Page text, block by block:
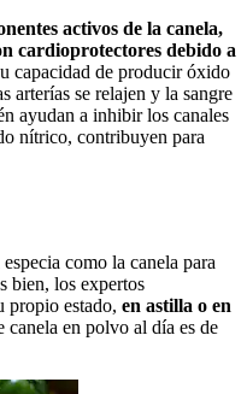
activos de la canela,
cardioprotectores debido a
capacidad de producir óxido
arterías se relajen y la sangre
ayudan a inhibir los canales
nítrico, contribuyen para
como la canela para
bien, los expertos
propio estado, en astilla o en
canela en polvo al día es de